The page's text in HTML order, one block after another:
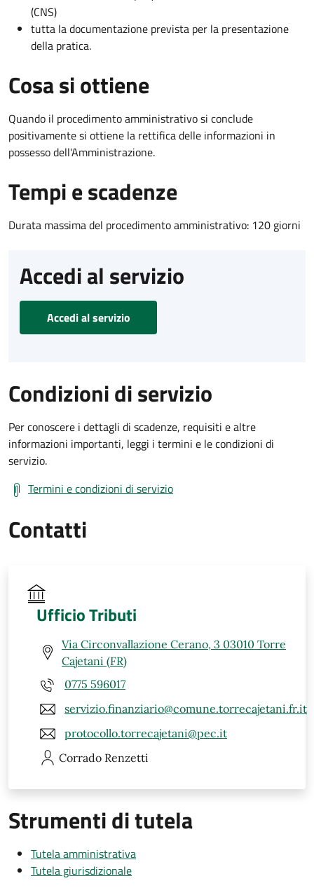
(CNS)
tutta la documentazione prevista per la presentazione
della pratica.
Cosa si ottiene
Quando il procedimento amministrativo si conclude
positivamente si ottiene la rettifica delle informazioni in
possesso dell'Amministrazione.
Tempi e scadenze
Durata massima del procedimento amministrativo: 120 giorni
Accedi al servizio
Accedi al servizio
Condizioni di servizio
Per conoscere i dettagli di scadenze, requisiti e altre
informazioni importanti, leggi i termini e le condizioni di
servizio.
Termini e condizioni di servizio
Contatti
Ufficio Tributi
Via Circonvallazione Cerano, 3 03010 Torre
Cajetani (FR)
0775 596017
servizio.finanziario@comune.torrecajetani.fr.it
protocollo.torrecajetani@pec.it
Corrado Renzetti
Strumenti di tutela
Tutela amministrativa
Tutela giurisdizionale